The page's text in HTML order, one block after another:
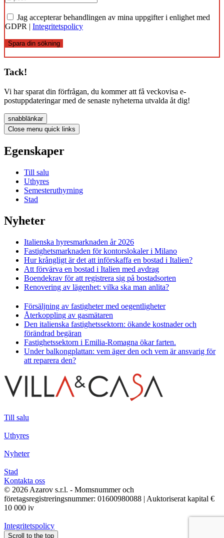
Jag accepterar behandlingen av mina uppgifter i enlighet med
GDPR | Integritetspolicy
Spara din sökning
Tack!
Vi har sparat din förfrågan, du kommer att få veckovisa e-
postuppdateringar med de senaste nyheterna utvalda åt dig!
snabblänkar
Close menu quick links
Egenskaper
Till salu
Uthyres
Semesteruthyrning
Stad
Nyheter
Italienska hyresmarknaden år 2026
Fastighetsmarknaden för kontorslokaler i Milano
Hur krångligt är det att införskaffa en bostad i Italien?
Att förvärva en bostad i Italien med avdrag
Boendekrav för att registrera sig på bostadsorten
Renovering av lägenhet: vilka ska man anlita?
Försäljning av fastigheter med oegentligheter
Återkoppling av gasmätaren
Den italienska fastighetssektorn: ökande kostnader och
förändrad begäran
Fastighetssektorn i Emilia-Romagna ökar farten.
Under balkongplattan: vem äger den och vem är ansvarig för
att reparera den?
Till salu
Uthyres
Nyheter
Stad
Kontakta oss
© 2026 Azarov s.r.l. - Momsnummer och
företagsregistreringsnummer: 01600980088 | Auktoriserat kapital €
10 000 iv
Integritetspolicy
Scroll to the top